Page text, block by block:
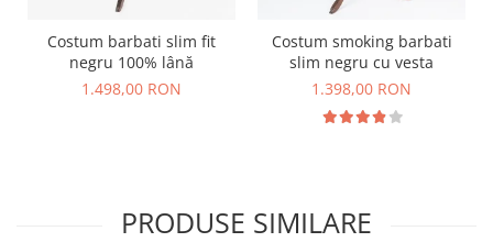
Costum barbati slim fit
negru 100% lână
1.498,00 RON
Costum smoking barbati
slim negru cu vesta
1.398,00 RON
PRODUSE SIMILARE